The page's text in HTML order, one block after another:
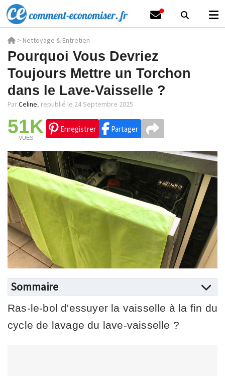
> Nettoyage & Entretien
Pourquoi Vous Devriez
Toujours Mettre un Torchon
dans le Lave-Vaisselle ?
ParCeline, republié le 24 Septembre 2025
51K
VUES
Enregistrer Partager
Sommaire
Ras-le-bol d'essuyer la vaisselle à la fin du
cycle de lavage du lave-vaisselle ?